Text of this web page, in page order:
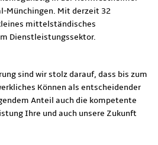
Münchingen. Mit derzeit 32
mittelständisches
Dienstleistungssektor.
sind wir stolz darauf, dass bis zum
Können als entscheidender
Anteil auch die kompetente
Ihre und auch unsere Zukunft